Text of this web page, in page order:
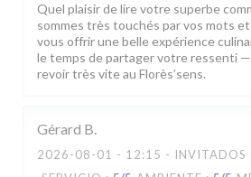
Quel plaisir de lire votre superbe
sommes très touchés par vos mots et
vous offrir une belle expérience
le temps de partager votre ressenti
revoir très vite au Florès’sens.
Gérard B
2026-08-01 - 12:15 - INVITADOS